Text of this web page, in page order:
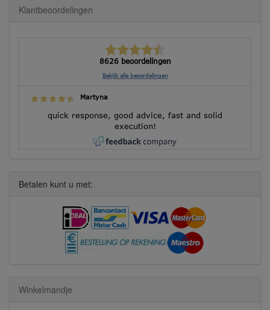
Klantbeoordelingen
8626 beoordelingen
Bekijk alle beoordelingen
Martyna
quick response, good advice, fast and solid
execution!
Betalen kunt u met:
Winkelmandje